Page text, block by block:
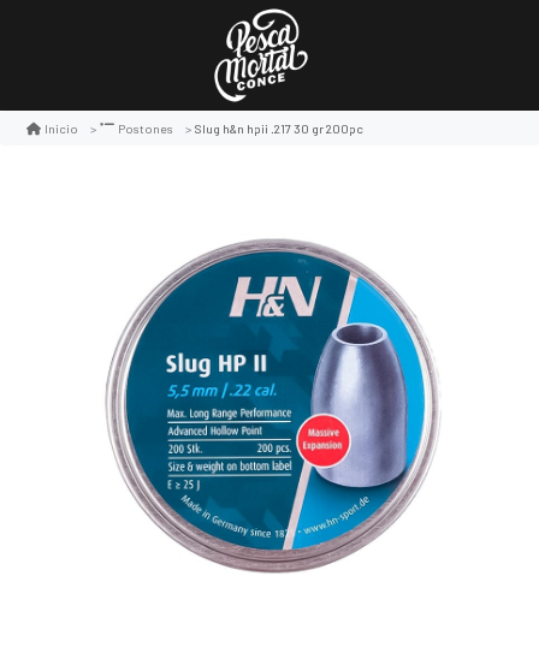
Inicio Postones Slug h&n hpii .217 30 gr 200pc